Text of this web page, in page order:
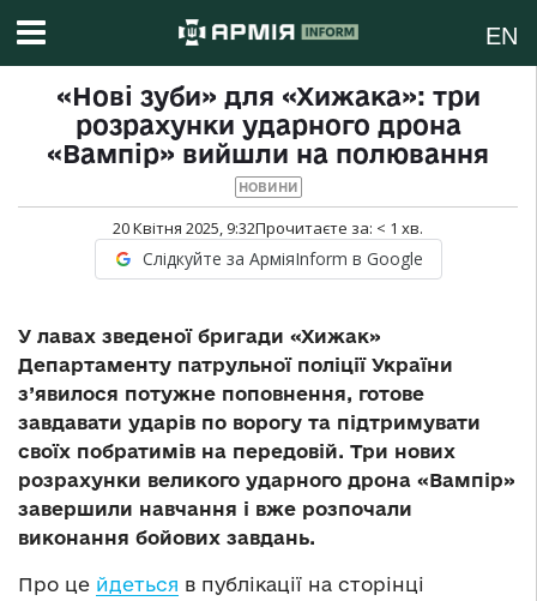
EN
«Нові зуби» для «Хижака»: три
розрахунки ударного дрона
«Вампір» вийшли на полювання
НОВИНИ
20 Квітня 2025, 9:32Прочитаєте за: < 1 хв.
Слідкуйте за АрміяInform в Google
У лавах зведеної бригади «Хижак»
Департаменту патрульної поліції України
з’явилося потужне поповнення, готове
завдавати ударів по ворогу та підтримувати
своїх побратимів на передовій. Три нових
розрахунки великого ударного дрона «Вампір»
завершили навчання і вже розпочали
виконання бойових завдань.
Про це йдеться в публікації на сторінці